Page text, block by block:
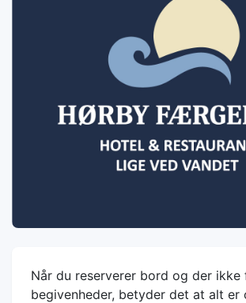
Når du reserverer bord og der ikke
begivenheder, betyder det at alt er